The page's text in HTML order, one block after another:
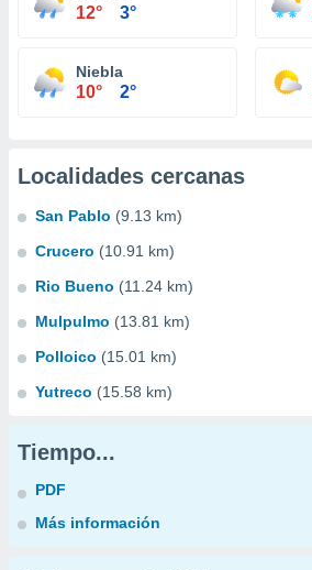
12° 3°
Niebla
10° 2°
Localidades cercanas
San Pablo (9.13 km)
Crucero (10.91 km)
Rio Bueno (11.24 km)
Mulpulmo (13.81 km)
Polloico (15.01 km)
Yutreco (15.58 km)
Tiempo...
PDF
Más información